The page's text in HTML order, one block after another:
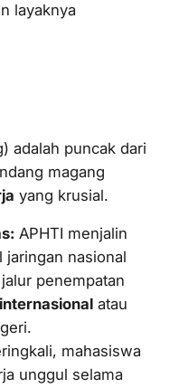
layaknya
) adalah puncak dari
magang
yang krusial.
APHTI menjalin
jaringan nasional
penempatan
atau
mahasiswa
unggul selama